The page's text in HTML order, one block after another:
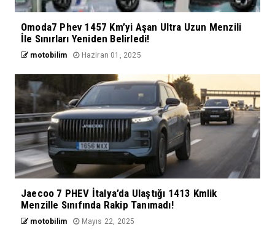
Omoda7 Phev 1457 Km’yi Aşan Ultra Uzun Menzili
İle Sınırları Yeniden Belirledi!
motobilim Haziran 01, 2025
Jaecoo 7 PHEV İtalya’da Ulaştığı 1413 Kmlik
Menzille Sınıfında Rakip Tanımadı!
motobilim Mayıs 22, 2025